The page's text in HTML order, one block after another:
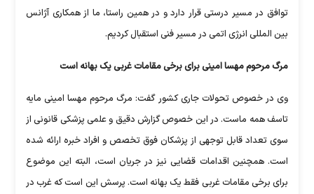
توافق در مسیر درستی قرار دارد و در همین راستا، ما از همکاری آژانس
بین المللی انرژی اتمی در مسیر فنی استقبال کردیم.
مرگ مرحوم مهسا امینی برای برخی مقامات غربی یک بهانه است
وی در خصوص تحولات جاری کشور گفت: مرگ مرحوم مهسا امینی مایه
تاسف همه ماست. در این خصوص گزارش دقیق و علمی پزشکی قانونی از
سوی تعداد قابل توجهی از پزشکان فوق تخصص و افراد خبره ارائه شده
است. همچنین اقدامات قضایی نیز در جریان است، البته این موضوع
برای برخی مقامات غربی فقط یک بهانه است. پرسش این است که غرب در